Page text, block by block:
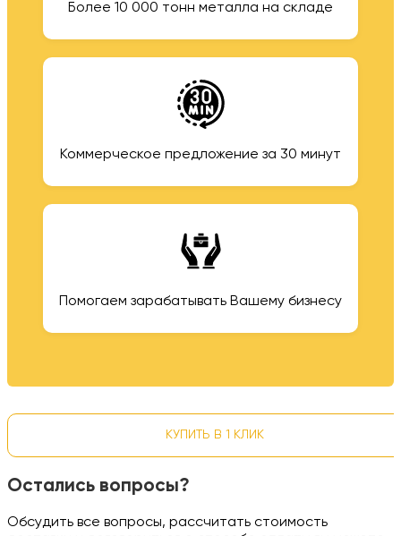
Более 10 000 тонн металла на складе
Коммерческое предложение за 30 минут
Помогаем зарабатывать Вашему бизнесу
КУПИТЬ В 1 КЛИК
Остались вопросы?
Обсудить все вопросы, рассчитать стоимость